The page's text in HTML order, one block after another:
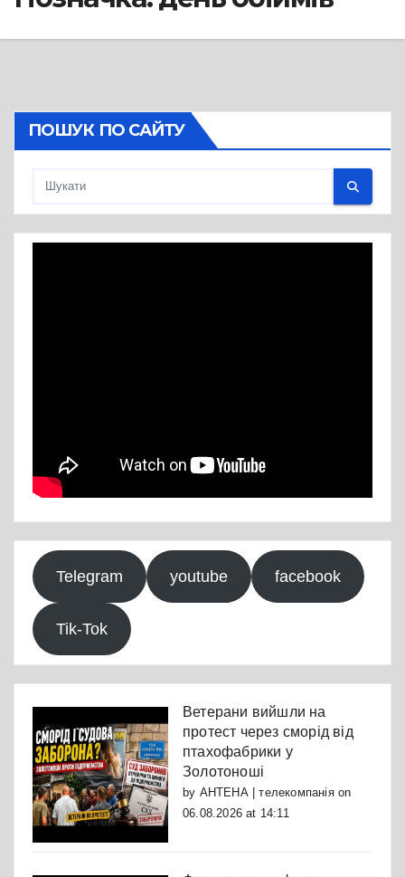
ПОШУК ПО САЙТУ
Telegram youtube facebook
Tik-Tok
Ветерани вийшли на
протест через сморід від
птахофабрики у
Золотоноші
by АНТЕНА | телекомпаніяon
06.08.2026 at 14:11